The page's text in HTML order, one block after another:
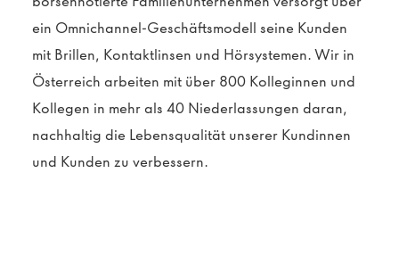
ein Omnichannel-Geschäftsmodell seine Kunden
mit Brillen, Kontaktlinsen und Hörsystemen. Wir in
Österreich arbeiten mit über 800 Kolleginnen und
Kollegen in mehr als 40 Niederlassungen daran,
nachhaltig die Lebensqualität unserer Kundinnen
und Kunden zu verbessern.